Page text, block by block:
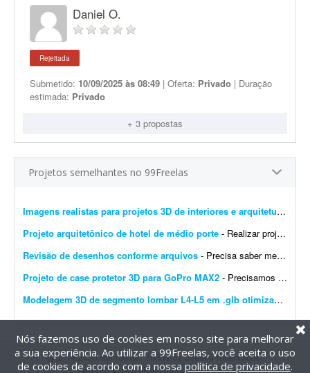
Daniel O.
Rejeitada
Submetido: 10/09/2025 às 08:49 | Oferta: Privado | Duração
estimada: Privado
+ 3 propostas
Projetos semelhantes no 99Freelas
Imagens realistas para projetos 3D de interiores e arquitetura
Projeto arquitetônico de hotel de médio porte - Realizar projeto arquitetônico para hotel de médio porte e entregar os desenhos técnicos realizados em softwares de modelagem CAD/BIM. Você deverá entregar: * Rel...
Revisão de desenhos conforme arquivos - Precisa saber mexer em Autocad, Layout, Sketchup, Excel. Conforme listagem do word dos ajustes solicitados edas fotos dos ajustes feito a mão para passar para cad, layout e excel.
Projeto de case protetor 3D para GoPro MAX2 - Precisamos do projeto 3D de um case protetor rígido para a câmera GoPro MAX2 (360°, 64 × 69,7 × 48,7 mm). O que o case precisa ter: - Envolver todo o corpo da câ...
Modelagem 3D de segmento lombar L4-L5 em .glb otimizado para WebGL
@2014-2026 99Freelas. Todos os direitos reservados.
Termos de uso| Política de privacidade
Nós fazemos uso de cookies em nosso site para melhorar
a sua experiência. Ao utilizar a 99Freelas, você aceita o uso
de cookies de acordo com a nossa política de privacidade.